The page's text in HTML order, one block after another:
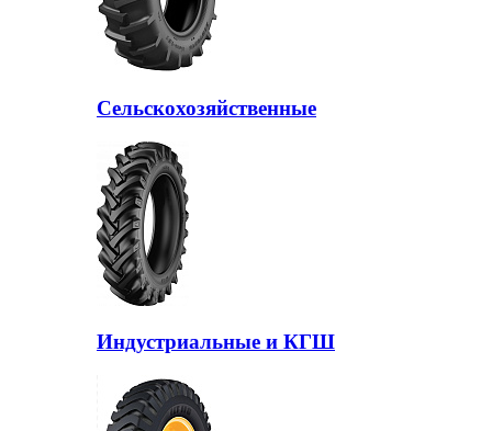
Сельскохозяйственные
Индустриальные и КГШ